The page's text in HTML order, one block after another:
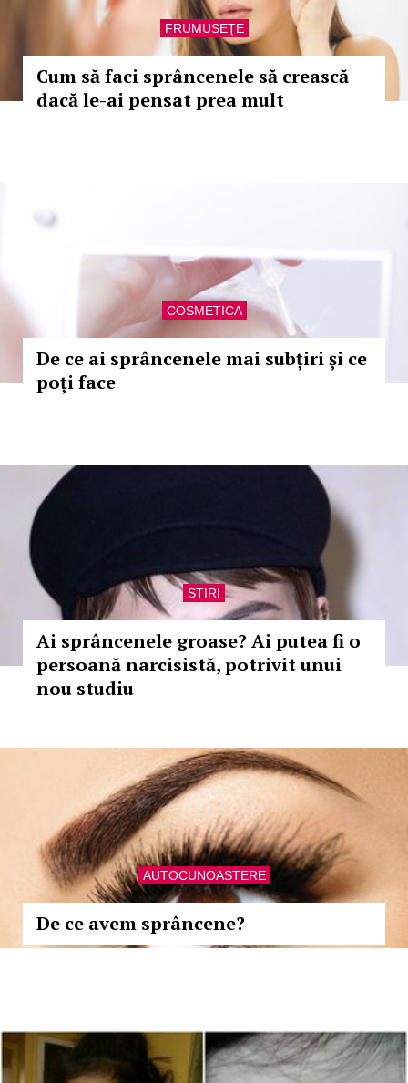
FRUMUSEŢE
Cum să faci sprâncenele să crească
dacă le-ai pensat prea mult
COSMETICA
De ce ai sprâncenele mai subțiri și ce
poți face
STIRI
Ai sprâncenele groase? Ai putea fi o
persoană narcisistă, potrivit unui
nou studiu
AUTOCUNOASTERE
De ce avem sprâncene?